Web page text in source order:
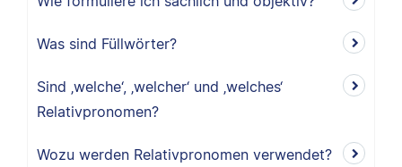
Was sind Füllwörter?
Sind ‚welche‘, ‚welcher‘ und ‚welches‘
Relativpronomen?
Wozu werden Relativpronomen verwendet?